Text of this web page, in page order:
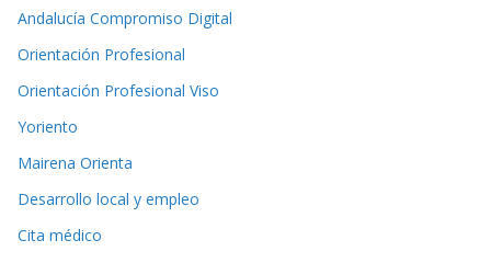
Andalucía Compromiso Digital
Orientación Profesional
Orientación Profesional Viso
Yoriento
Mairena Orienta
Desarrollo local y empleo
Cita médico